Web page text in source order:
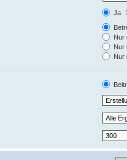
Ja
Nur
Nur
Nur